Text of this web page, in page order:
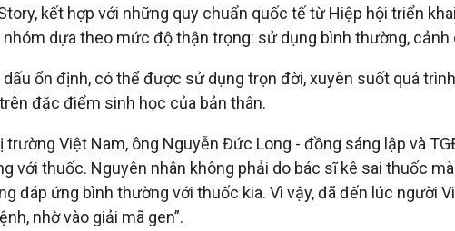
kết hợp với những quy chuẩn quốc tế từ Hiệp hội triển
nhóm dựa theo mức độ thận trọng: sử dụng bình thường,
ổn định, có thể được sử dụng trọn đời, xuyên suốt quá
đặc điểm sinh học của bản thân.
Việt Nam, ông Nguyễn Đức Long - đồng sáng lập và
với thuốc. Nguyên nhân không phải do bác sĩ kê sai thuốc
đáp ứng bình thường với thuốc kia. Vì vậy, đã đến lúc
nhờ vào giải mã gen”.